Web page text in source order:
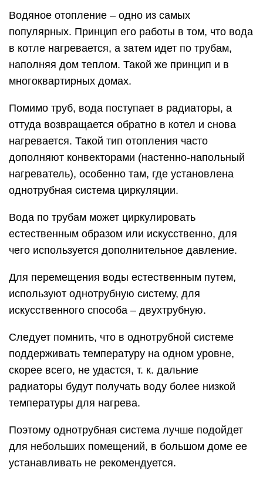
Водяное отопление – одно из самых
популярных. Принцип его работы в том, что вода
в котле нагревается, а затем идет по трубам,
наполняя дом теплом. Такой же принцип и в
многоквартирных домах.
Помимо труб, вода поступает в радиаторы, а
оттуда возвращается обратно в котел и снова
нагревается. Такой тип отопления часто
дополняют конвекторами (настенно-напольный
нагреватель), особенно там, где установлена
однотрубная система циркуляции.
Вода по трубам может циркулировать
естественным образом или искусственно, для
чего используется дополнительное давление.
Для перемещения воды естественным путем,
используют однотрубную систему, для
искусственного способа – двухтрубную.
Следует помнить, что в однотрубной системе
поддерживать температуру на одном уровне,
скорее всего, не удастся, т. к. дальние
радиаторы будут получать воду более низкой
температуры для нагрева.
Поэтому однотрубная система лучше подойдет
для небольших помещений, в большом доме ее
устанавливать не рекомендуется.